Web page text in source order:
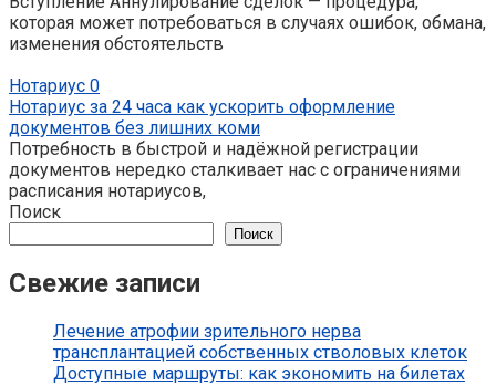
которая может потребоваться в случаях ошибок, обмана,
изменения обстоятельств
Нотариус 0
Нотариус за 24 часа как ускорить оформление
документов без лишних коми
Потребность в быстрой и надёжной регистрации
документов нередко сталкивает нас с ограничениями
расписания нотариусов,
Поиск
Поиск
Свежие записи
Лечение атрофии зрительного нерва
трансплантацией собственных стволовых клеток
Доступные маршруты: как экономить на билетах